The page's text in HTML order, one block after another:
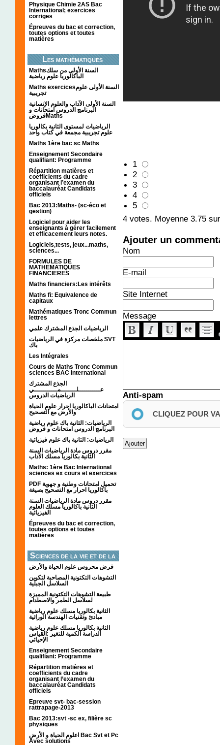
Physique Chimie 2AS Bac
International; exercices
corriges
Épreuves du bac et correction,
toutes options et toutes
matières
Les mathématiques
Mathsالسنة الأولى من سلك
الباكالوريا علوم رياضية
Maths exercicesالسنة الأولى علوم
تجريبية
السنة الأولى الآداب والعلوم الإنسانية
البرنامج الدروس امتحانات و
فروضMaths
الرياضيات لمستوى الثانية بكالوريا
علوم تجريبية مجمعة في كتاب واحد
Maths 1ère bac sc Maths
Enseignement Secondaire
qualifiant: Programme
Répartition matières et
coefficients du cadre
organisant l’examen du
baccalauréat Candidats
officiels
Bac 2013:Maths- (sc-éco et
gestion)
Logiciel pour aider les
enseignants à gérer facilement
et efficacement leurs notes.
Logiciels,tests, jeux...maths,
sciences...
FORMULES DE
MATHEMATIQUES
FINANCIERES
Maths financiers:Les intérêts
Maths fi: Equivalence de
capitaux
Mathématiques Tronc Commun
lettres
الرياضيات الجذع المشترك علمي
ملخصات مركزة في الرياضيات SVT
باك
Les Intégrales
Cours de Maths Tronc Commun
sciences BAC International
الجذع المشترك
عـــــــــــلــــــــمــــــــــــي
الرياضيات الدروس
امتحانات الباكالوريا احرار علوم الحياة
والأرض مع التصحيح
الرياضيات: الثانية باك علوم رياضية
البرنامج الدروس امتحانات و فروض
الرياضيات: الثانية باك علوم فيزيائية
مقرر دروس مادة الرياضيات السنة
الثانية بكالوريا مسلك الآداب
Maths: 1ère Bac International
sciences ex cours et exercices
PDF تحميل امتحانات وطنية و جهوية
باكالوريا احرار مع التصحيح بصيغة
مقرر دروس مادة الرياضيات السنة
الثانية باكالوريا مسلك العلوم
الفيزيائية
Épreuves du bac et correction,
toutes options et toutes
matières
Sciences de la vie et de la
terre
فرض محروس علوم الحياة والأرض
التشوهات التكتونیة المصاحبة لتكوین
السلاسل الجبلیة
طبيعة التشوهات التكتونية المميزة
لسلاسل الطمر والاصطدام
الثانية بكالوريا مسلك علوم رياضية
مبادئ وتقنيات الهندسة الوراثية
الثانية بكالوريا مسلك علوم رياضية
الدراسة الكمية للتغير :القياس
الإحيائي
Enseignement Secondaire
qualifiant: Programme
Répartition matières et
coefficients du cadre
organisant l’examen du
baccalauréat Candidats
officiels
Epreuve svt- bac-session
rattrapage-2013
Bac 2013:svt -sc ex, filière sc
physiques
اعلوم الحياة و الأرض Bac Svt et Pc
Avec solutions
1
2
3
4
5
4 votes. Moyenne 3.75
Ajouter un
Nom
E-mail
Site Internet
Message
Anti-spam
CLIQUEZ POUR